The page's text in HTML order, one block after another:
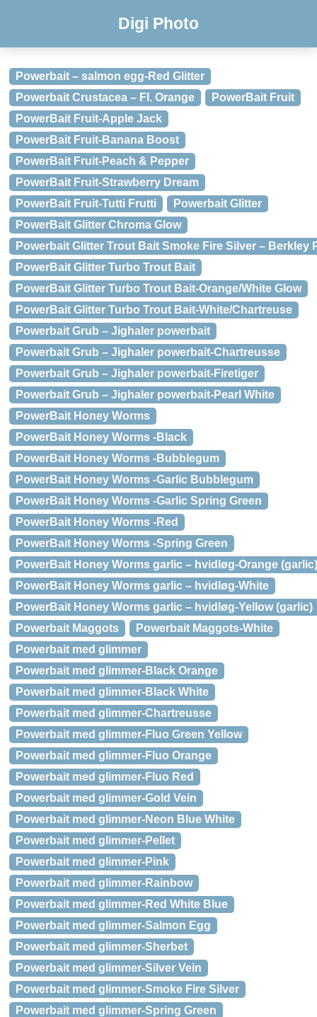
Digi Photo
Powerbait – salmon egg-Red Glitter
Powerbait Crustacea – Fl. Orange
PowerBait Fruit
PowerBait Fruit-Apple Jack
PowerBait Fruit-Banana Boost
PowerBait Fruit-Peach & Pepper
PowerBait Fruit-Strawberry Dream
PowerBait Fruit-Tutti Frutti
Powerbait Glitter
PowerBait Glitter Chroma Glow
Powerbait Glitter Trout Bait Smoke Fire Silver – Berkley
PowerBait Glitter Turbo Trout Bait
PowerBait Glitter Turbo Trout Bait-Orange/White Glow
PowerBait Glitter Turbo Trout Bait-White/Chartreuse
Powerbait Grub – Jighaler powerbait
Powerbait Grub – Jighaler powerbait-Chartreusse
Powerbait Grub – Jighaler powerbait-Firetiger
Powerbait Grub – Jighaler powerbait-Pearl White
PowerBait Honey Worms
PowerBait Honey Worms -Black
PowerBait Honey Worms -Bubblegum
PowerBait Honey Worms -Garlic Bubblegum
PowerBait Honey Worms -Garlic Spring Green
PowerBait Honey Worms -Red
PowerBait Honey Worms -Spring Green
PowerBait Honey Worms garlic – hvidløg-Orange (garlic)
PowerBait Honey Worms garlic – hvidløg-White
PowerBait Honey Worms garlic – hvidløg-Yellow (garlic)
Powerbait Maggots
Powerbait Maggots-White
Powerbait med glimmer
Powerbait med glimmer-Black Orange
Powerbait med glimmer-Black White
Powerbait med glimmer-Chartreusse
Powerbait med glimmer-Fluo Green Yellow
Powerbait med glimmer-Fluo Orange
Powerbait med glimmer-Fluo Red
Powerbait med glimmer-Gold Vein
Powerbait med glimmer-Neon Blue White
Powerbait med glimmer-Pellet
Powerbait med glimmer-Pink
Powerbait med glimmer-Rainbow
Powerbait med glimmer-Red White Blue
Powerbait med glimmer-Salmon Egg
Powerbait med glimmer-Sherbet
Powerbait med glimmer-Silver Vein
Powerbait med glimmer-Smoke Fire Silver
Powerbait med glimmer-Spring Green